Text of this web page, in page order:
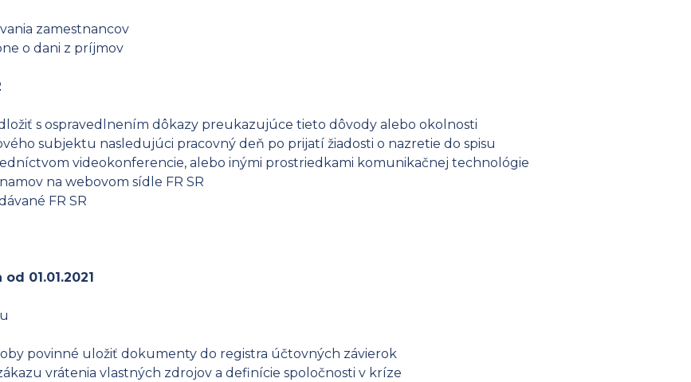
zamestnancov
o dani z príjmov
s ospravedlnením dôkazy preukazujúce tieto dôvody alebo okolnosti
subjektu nasledujúci pracovný deň po prijatí žiadosti o nazretie do spisu
videokonferencie, alebo inými prostriedkami komunikačnej technológie
na webovom sídle FR SR
FR SR
01.01.2021
povinné uložiť dokumenty do registra účtovných závierok
vrátenia vlastných zdrojov a definície spoločnosti v kríze